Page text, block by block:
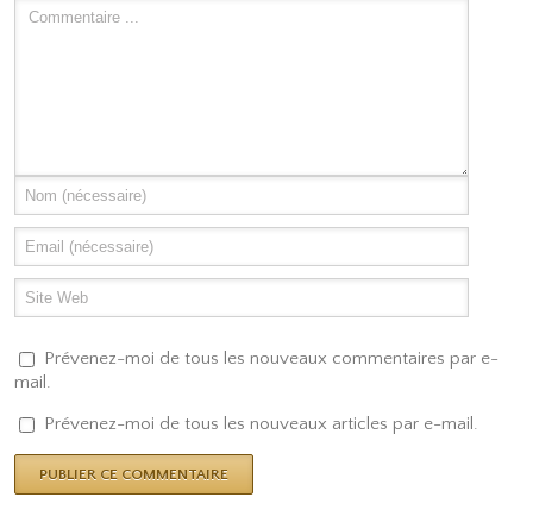
Prévenez-moi de tous les nouveaux commentaires par e-
mail.
Prévenez-moi de tous les nouveaux articles par e-mail.